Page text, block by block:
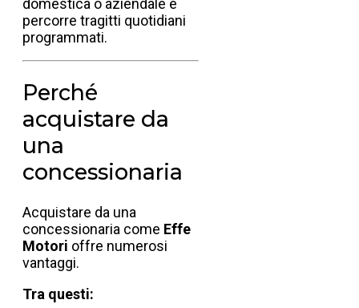
domestica o aziendale e
percorre tragitti quotidiani
programmati.
Perché
acquistare da
una
concessionaria
Acquistare da una
concessionaria come Effe
Motori offre numerosi
vantaggi.
Tra questi: